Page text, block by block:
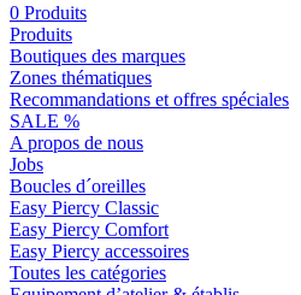
0 Produits
Produits
Boutiques des marques
Zones thématiques
Recommandations et offres spéciales
SALE %
A propos de nous
Jobs
Boucles d´oreilles
Easy Piercy Classic
Easy Piercy Comfort
Easy Piercy accessoires
Toutes les catégories